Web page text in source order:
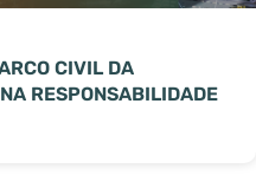
CIVIL DA
RESPONSABILIDADE